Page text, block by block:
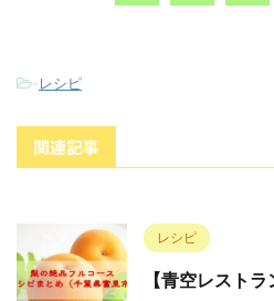
-レシピ
関連記事
レシピ
【青空レスト